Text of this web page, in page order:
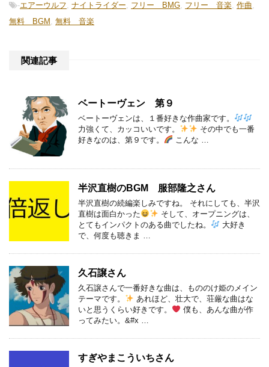
-エアーウルフ ナイトライダー フリー BMG フリー 音楽 作曲
無料 BGM 無料 音楽
関連記事
ベートーヴェン 第９
ベートーヴェンは、１番好きな作曲家です。
力強くて、カッコいいです。
その中でも一番
好きなのは、第９です。
こんな …
半沢直樹のBGM 服部隆之さん
半沢直樹の続編楽しみですね。 それにしても、半沢
直樹は面白かった
そして、オープニングは、
とてもインパクトのある曲でしたね。
大好き
で、何度も聴きま …
久石譲さん
久石譲さんで一番好きな曲は、もののけ姫のメイン
テーマです。
あれほど、壮大で、荘厳な曲はな
いと思うくらい好きです。
僕も、あんな曲が作
ってみたい。&#x …
すぎやまこういちさん